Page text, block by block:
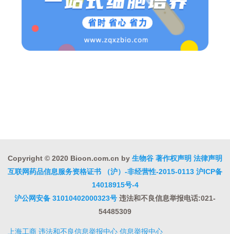
Copyright © 2020 Bioon.com.cn by 生物谷 著作权声明 法律声明
互联网药品信息服务资格证书 （沪）-非经营性-2015-0113 沪ICP备
14018915号-4
沪公网安备 31010402000323号 违法和不良信息举报电话:021-
54485309
上海工商 违法和不良信息举报中心 信息举报中心